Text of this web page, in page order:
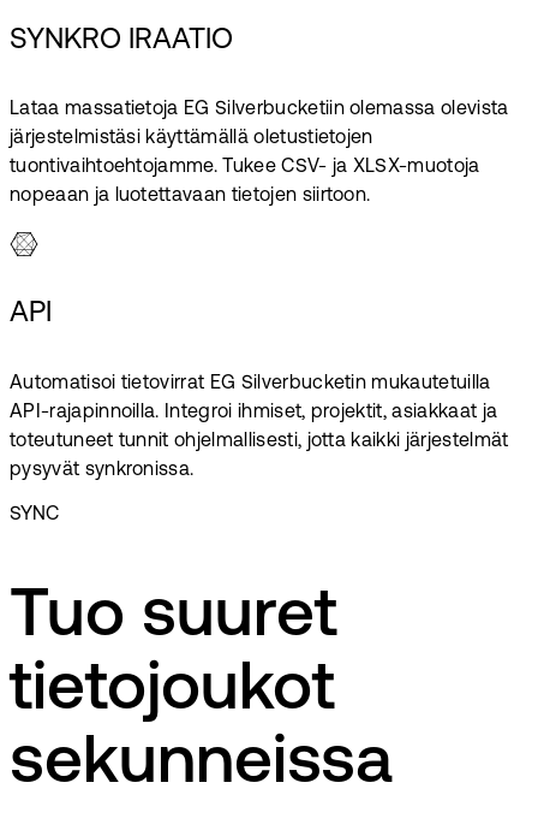
SYNKRO IRAATIO
Lataa massatietoja EG Silverbucketiin olemassa olevista
järjestelmistäsi käyttämällä oletustietojen
tuontivaihtoehtojamme. Tukee CSV- ja XLSX-muotoja
nopeaan ja luotettavaan tietojen siirtoon.
API
Automatisoi tietovirrat EG Silverbucketin mukautetuilla
API-rajapinnoilla. Integroi ihmiset, projektit, asiakkaat ja
toteutuneet tunnit ohjelmallisesti, jotta kaikki järjestelmät
pysyvät synkronissa.
SYNC
Tuo suuret
tietojoukot
sekunneissa